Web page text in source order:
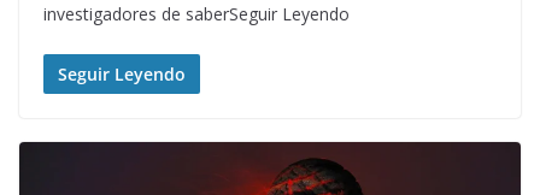
investigadores de saberSeguir Leyendo
Seguir Leyendo